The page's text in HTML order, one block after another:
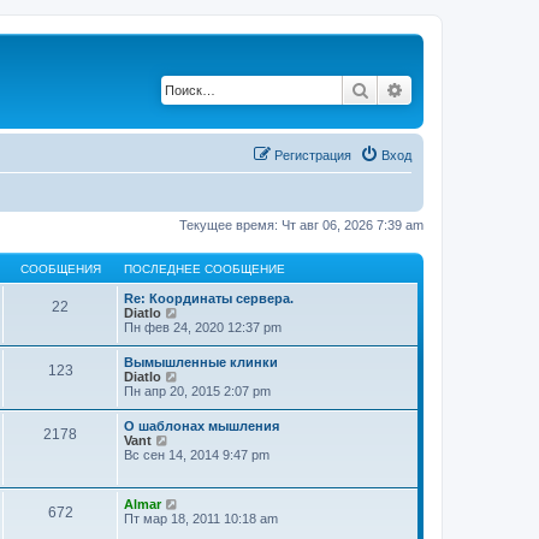
Поиск
Вход
Регистрация
Текущее время: Чт авг 06, 2026 7:39 am
СООБЩЕНИЯ ПОСЛЕДНЕЕ СООБЩЕНИЕ
22
Re: Координаты сервера.
Diatlo
е
й
т
и
к
п
с
е
н
е
Пн фев 24, 2020 12:37 pm
123
Вымышленные клинки
Diatlo
е
й
т
и
п
с
Пн апр 20, 2015 2:07 pm
2178
О шаблонах мышления
Vant
е
й
т
и
Вс сен 14, 2014 9:47 pm
672 Almar
е
Пт мар 18, 2011 10:18 am